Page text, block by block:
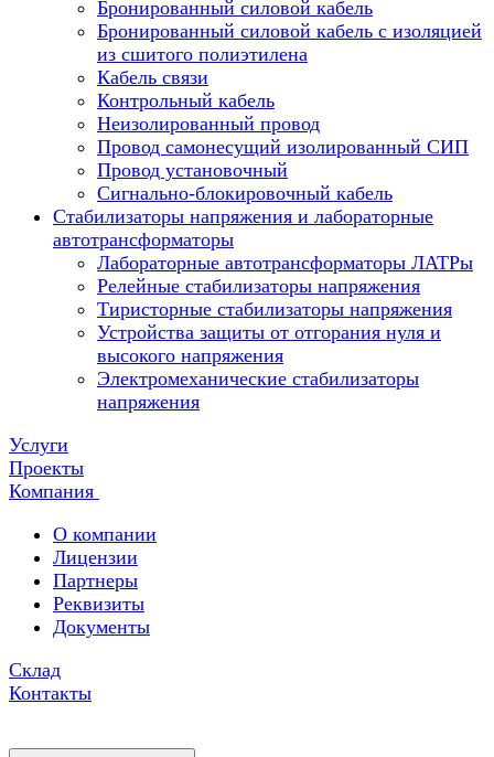
Бронированный силовой кабель
Бронированный силовой кабель с изоляцией
из сшитого полиэтилена
Кабель связи
Контрольный кабель
Неизолированный провод
Провод самонесущий изолированный СИП
Провод установочный
Сигнально-блокировочный кабель
Стабилизаторы напряжения и лабораторные
автотрансформаторы
Лабораторные автотрансформаторы ЛАТРы
Релейные стабилизаторы напряжения
Тиристорные стабилизаторы напряжения
Устройства защиты от отгорания нуля и
высокого напряжения
Электромеханические стабилизаторы
напряжения
Услуги
Проекты
Компания
О компании
Лицензии
Партнеры
Реквизиты
Документы
Склад
Контакты